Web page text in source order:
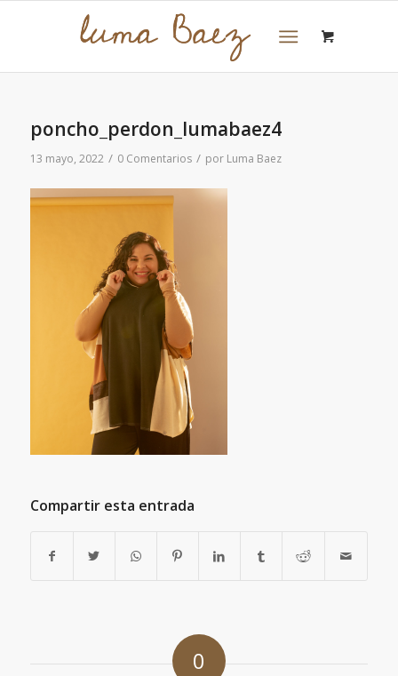
poncho_perdon_lumabaez4
13 mayo, 2022 / 0 Comentarios / por Luma Baez
Compartir esta entrada
0